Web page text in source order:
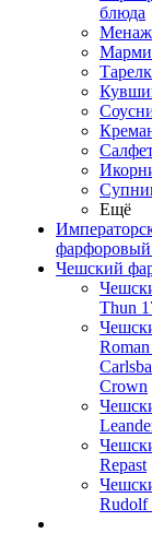
блюда
Ещё
фарфоровый
Чешский
Thun
Crown
Repast
Rudolf